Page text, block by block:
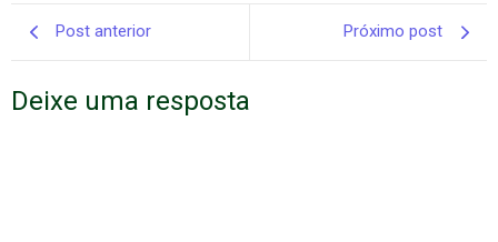
Post anterior Próximo post
Deixe uma resposta